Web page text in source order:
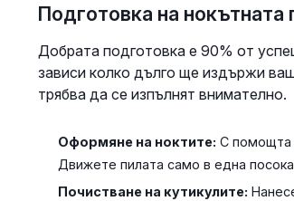
Подготовка на
Добрата подготовка е 90% от
зависи колко дълго ще издържи
трябва да се изпълнят внимателно.
Оформяне на ноктите: С помощта
Движете пилата само в една
Почистване на кутикулите: